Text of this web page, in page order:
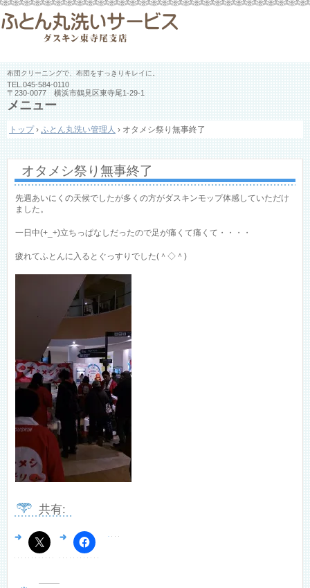
布団クリーニングで、布団をすっきりキレイに。
TEL. 045-584-0110
〒230-0077 横浜市鶴見区東寺尾1-29-1
メニュー
ン
へ
トップ › ふとん丸洗い管理人 › オタメシ祭り無事終了
オタメシ祭り無事終了
先週あいにくの天候でしたが多くの方がダスキンモップ体感していただけ
ました。
一日中(+_+)立ちっぱなしだったので足が痛くて痛くて・・・・
疲れてふとんに入るとぐっすりでした(＾◇＾)
共有: